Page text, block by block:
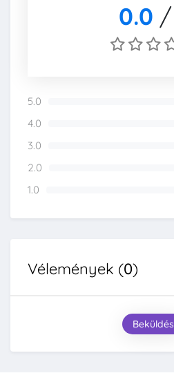
0.0 /
5.0
4.0
3.0
2.0
1.0
Vélemények (0)
Beküldés